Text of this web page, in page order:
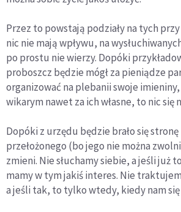
Przez to powstają podziały na tych
nic nie mają wpływu, na
po prostu nie wierzy. Dopóki
proboszcz będzie mógł za pieniądze
organizować na plebanii swoje
wikarym nawet za ich własne, to nic się
Dopóki z urzędu będzie brało się
przełożonego (bo jego nie można
zmieni. Nie słuchamy siebie, a jeśli już
mamy w tym jakiś interes. Nie
a jeśli tak, to tylko wtedy, kiedy nam się